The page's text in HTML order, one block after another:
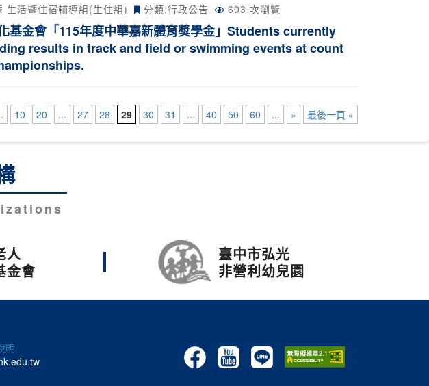
生活暨住宿輔導組(生住組) 分類:行政公告 603 次瀏覽
基金會「115年度中華嘉新體育獎學金」Students currently
results in track and field or swimming events at count
10 20 ... 27 28 29 30 31 ... 40 50 60 ... » 最後一頁 »
人
金會
臺中市弘光
非營利幼兒園
明